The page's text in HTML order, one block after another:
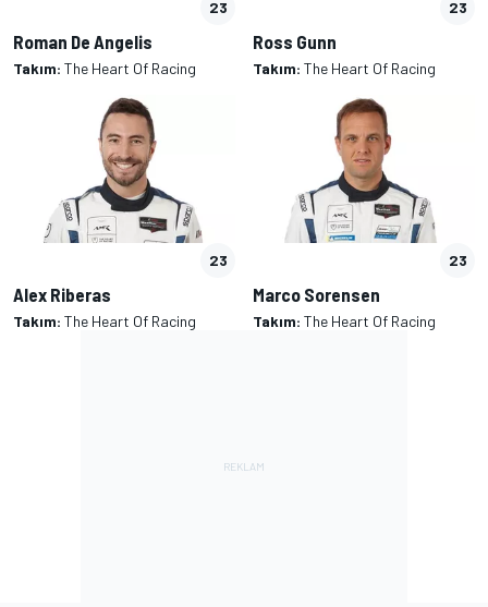
23
Roman De Angelis
Takım: The Heart Of Racing
23
Ross Gunn
Takım: The Heart Of Racing
23
Alex Riberas
Takım: The Heart Of Racing
23
Marco Sorensen
Takım: The Heart Of Racing